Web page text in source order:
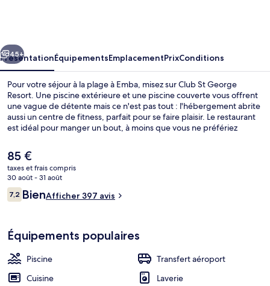
Suivant
45+
PrésentationÉquipementsEmplacementPrixConditions
Pour votre séjour à la plage à Emba, misez sur Club St George
Resort. Une piscine extérieure et une piscine couverte vous offrent
une vague de détente mais ce n'est pas tout : l'hébergement abrite
aussi un centre de fitness, parfait pour se faire plaisir. Le restaurant
est idéal pour manger un bout, à moins que vous ne préfériez
qui abrite une piscine pour enfants et une terrasse, vous êtes
comme un coq en pâte. Les appartements bénéficient en outre de
petits plus pratiques comme une machine à laver et un
réfrigérateur.
Le
prix
actuel
est
de
85 €
taxes et frais compris
30 août - 31 août
Avis
voyageurs
7,27,2 sur 10
BienAfficher 397 avis
Équipements populaires
Piscine
Transfert aéroport
Cuisine
Laverie